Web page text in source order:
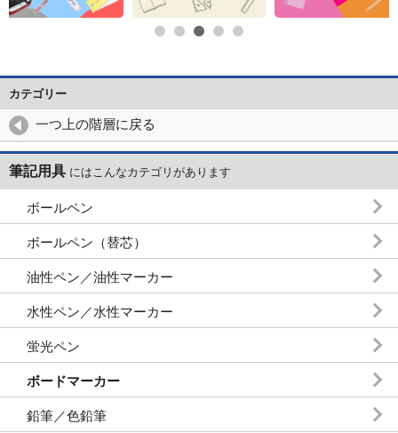
カテゴリー
一つ上の階層に戻る
筆記用具 にはこんなカテゴリがあります
ボールペン
ボールペン（替芯）
油性ペン／油性マーカー
水性ペン／水性マーカー
蛍光ペン
ボードマーカー
鉛筆／色鉛筆